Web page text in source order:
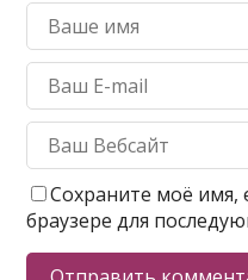
Сохраните моё имя,
браузере для